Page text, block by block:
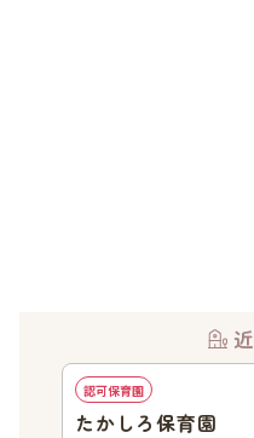
認可保育園
たかしろ保育園